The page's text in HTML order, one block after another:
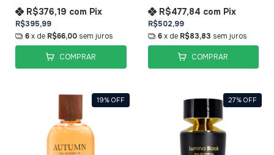
R$395,99
R$376,19 com Pix
6x de R$66,00 sem juros
COMPRAR
R$502,99
R$477,84 com Pix
6 x de R$83,83 sem juros
COMPRAR
19% OFF 27% OFF